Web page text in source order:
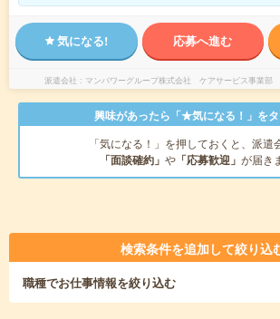
気になる! 応募へ進む
派遣会社 マンパワーグループ株式会社 ケアサービス事業部
興味があったら「★気になる！」をタ
「気になる！」を押しておくと、派遣
「面談確約」 や 「応募歓迎」 が届き
検索条件を追加して絞り込
職種でお仕事情報を絞り込む